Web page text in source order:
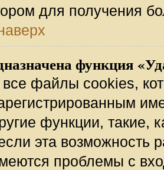
для получения
функция
файлы cookies,
функции, такие,
эта возможность
проблемы с